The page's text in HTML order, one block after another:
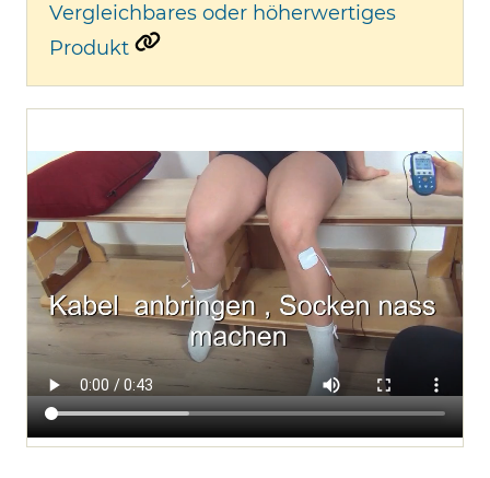
Vergleichbares oder höherwertiges
Produkt